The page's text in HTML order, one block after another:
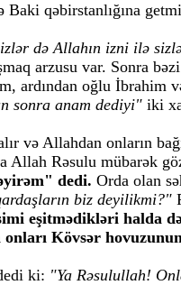
qəbirstanlığına
də Allahın izni ilə
arzusu var. Sonra
ardından oğlu İbrahim
sonra anam dediyi" iki
və Allahdan onların
Allah Rəsulu mübarək
dedi. Orda olan
biz deyilikmi?"
eşitmədikləri halda
Kövsər
ki: "Ya Rəsulullah!